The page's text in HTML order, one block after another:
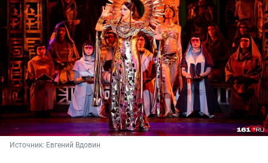
Источник: Евгений Вдовин